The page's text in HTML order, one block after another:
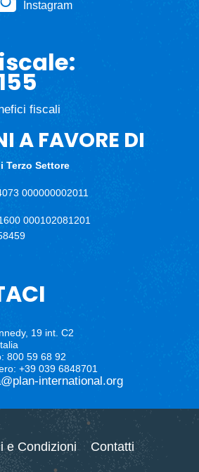
Instagram
fiscali
A FAVORE DI
Terzo Settore
000000002011
000102081201
19 int. C2
800 59 68 92
+39 039 6848701
international.org
e Condizioni Contatti